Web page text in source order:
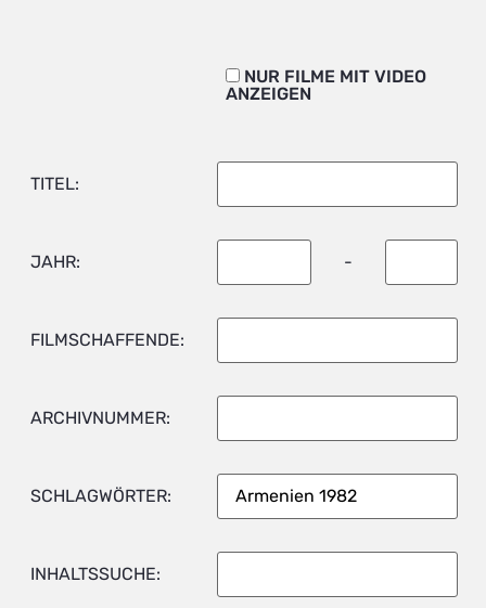
NUR FILME MIT VIDEO
ANZEIGEN
TITEL:
JAHR: -
FILMSCHAFFENDE:
ARCHIVNUMMER:
SCHLAGWÖRTER:
INHALTSSUCHE: